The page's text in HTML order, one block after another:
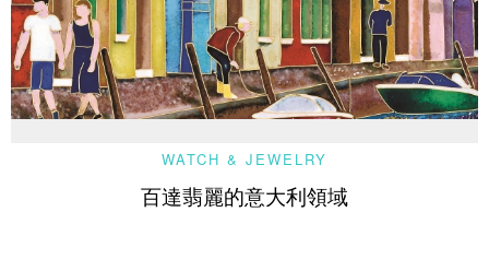
WATCH & JEWELRY
百達翡麗的意大利領域